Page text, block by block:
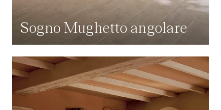
Sogno Mughetto angolare